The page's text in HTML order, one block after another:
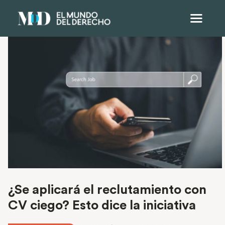
¿Se aplicará el reclutamiento con
CV ciego? Esto dice la iniciativa